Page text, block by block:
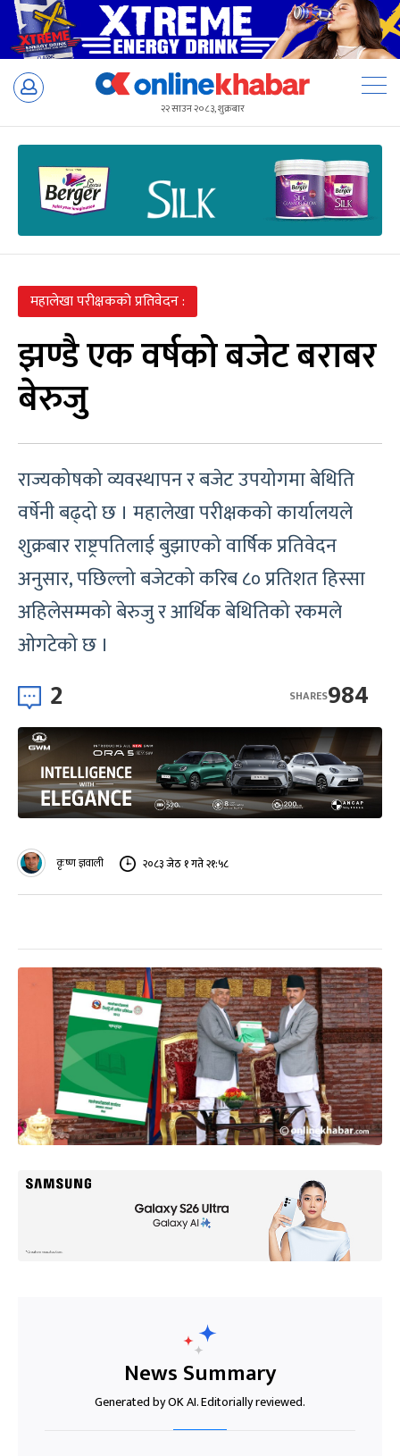
Skip
२२ साउन २०८३, शुक्रबार
महालेखा परीक्षकको प्रतिवेदन :
झण्डै एक वर्षको बजेट बराबर
बेरुजु
राज्यकोषको व्यवस्थापन र बजेट उपयोगमा बेथिति
वर्षेनी बढ्दो छ । महालेखा परीक्षकको कार्यालयले
शुक्रबार राष्ट्रपतिलाई बुझाएको वार्षिक प्रतिवेदन
अनुसार, पछिल्लो बजेटको करिब ८० प्रतिशत हिस्सा
अहिलेसम्मको बेरुजु र आर्थिक बेथितिको रकमले
ओगटेको छ ।
2 984
SHARES
कृष्ण ज्ञवाली २०८३ जेठ १ गते २१:५८
News Summary
Generated by OK AI. Editorially reviewed.